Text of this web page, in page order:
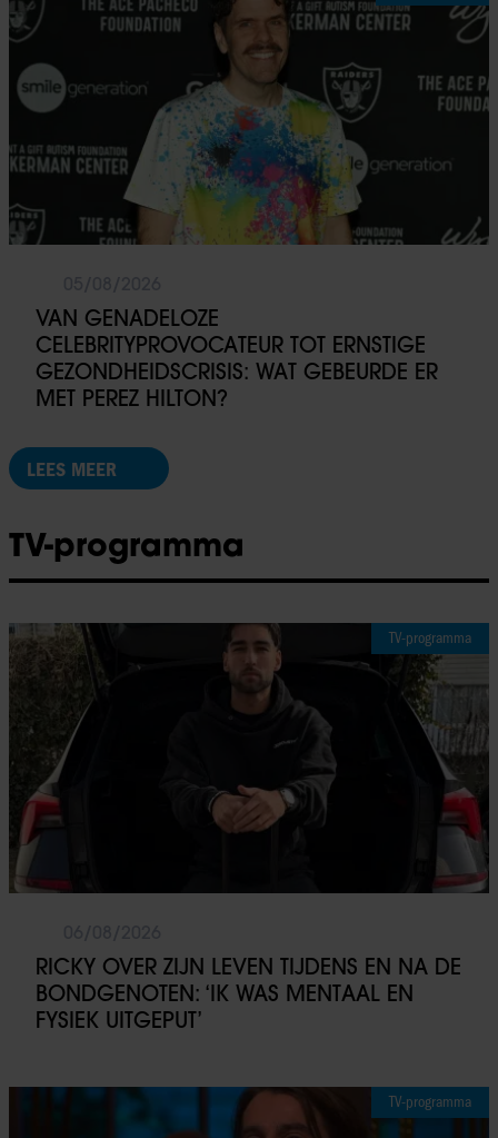
VAN GENADELOZE
CELEBRITYPROVOCATEUR TOT ERNSTIGE
GEZONDHEIDSCRISIS: WAT GEBEURDE ER
MET PEREZ HILTON?
LEES MEER
TV-programma
TV-programma
RICKY OVER ZIJN LEVEN TIJDENS EN NA DE
BONDGENOTEN: ‘IK WAS MENTAAL EN
FYSIEK UITGEPUT’
TV-programma